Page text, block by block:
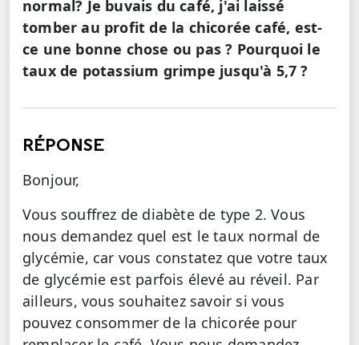
normal? Je buvais du café, j'ai laissé
tomber au profit de la chicorée café, est-
ce une bonne chose ou pas ? Pourquoi le
taux de potassium grimpe jusqu'à 5,7 ?
RÉPONSE
Bonjour,
Vous souffrez de diabète de type 2. Vous
nous demandez quel est le taux normal de
glycémie, car vous constatez que votre taux
de glycémie est parfois élevé au réveil. Par
ailleurs, vous souhaitez savoir si vous
pouvez consommer de la chicorée pour